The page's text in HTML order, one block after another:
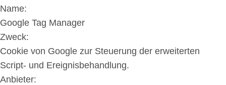
Name:
Google Tag Manager
Zweck:
Cookie von Google zur Steuerung der erweiterten
Script- und Ereignisbehandlung.
Anbieter: